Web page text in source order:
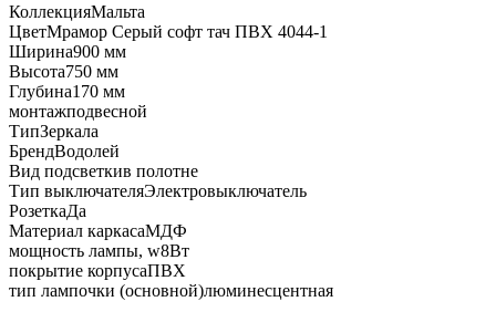
КоллекцияМальта
ЦветМрамор Серый софт тач ПВХ 4044-1
Ширина900 мм
Высота750 мм
Глубина170 мм
монтажподвесной
ТипЗеркала
БрендВодолей
Вид подсветкив полотне
Тип выключателяЭлектровыключатель
РозеткаДа
Материал каркасаМДФ
мощность лампы, w8Вт
покрытие корпусаПВХ
тип лампочки (основной)люминесцентная